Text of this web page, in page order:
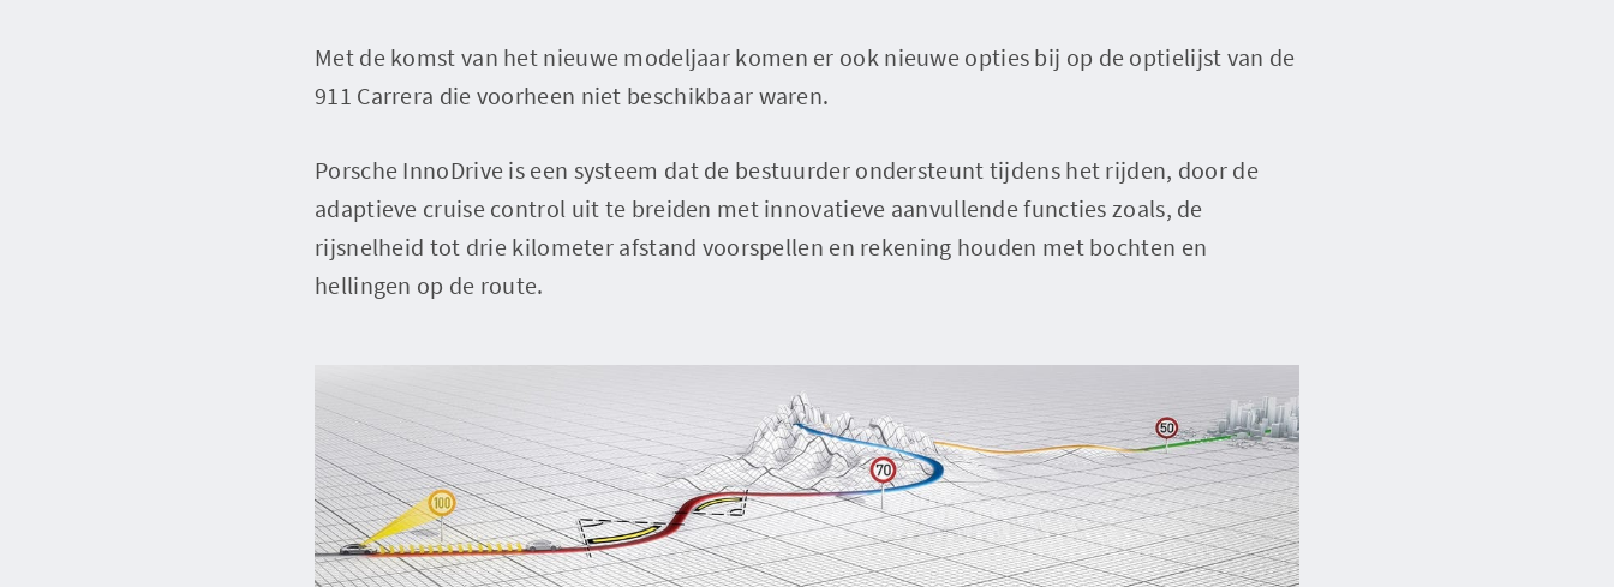
Met de komst van het nieuwe modeljaar komen er ook nieuwe opties bij op de optielijst van de
911 Carrera die voorheen niet beschikbaar waren.
Porsche InnoDrive is een systeem dat de bestuurder ondersteunt tijdens het rijden, door de
adaptieve cruise control uit te breiden met innovatieve aanvullende functies zoals, de
rijsnelheid tot drie kilometer afstand voorspellen en rekening houden met bochten en
hellingen op de route.